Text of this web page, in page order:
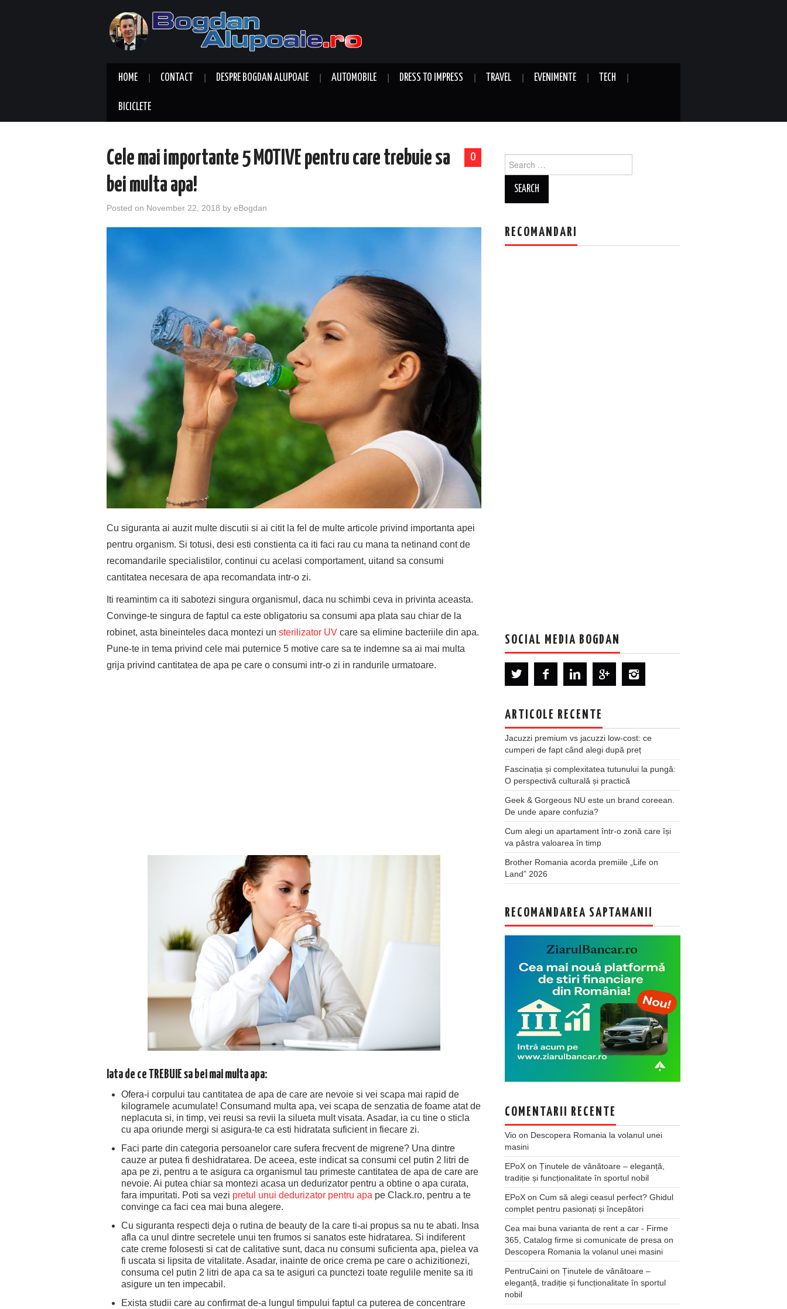
HOME CONTACT DESPRE BOGDAN ALUPOAIE AUTOMOBILE DRESS TO IMPRESS TRAVEL EVENIMENTE TECH
BICICLETE
0
Cele mai importante 5 MOTIVE pentru care trebuie sa
bei multa apa!
Posted on November 22, 2018 by eBogdan
Cu siguranta ai auzit multe discutii si ai citit la fel de multe articole privind importanta apei
pentru organism. Si totusi, desi esti constienta ca iti faci rau cu mana ta netinand cont de
recomandarile specialistilor, continui cu acelasi comportament, uitand sa consumi
cantitatea necesara de apa recomandata intr-o zi.
Iti reamintim ca iti sabotezi singura organismul, daca nu schimbi ceva in privinta aceasta.
Convinge-te singura de faptul ca este obligatoriu sa consumi apa plata sau chiar de la
robinet, asta bineinteles daca montezi un sterilizator UV care sa elimine bacteriile din apa.
Pune-te in tema privind cele mai puternice 5 motive care sa te indemne sa ai mai multa
grija privind cantitatea de apa pe care o consumi intr-o zi in randurile urmatoare.
Iata de ce TREBUIE sa bei mai multa apa:
Ofera-i corpului tau cantitatea de apa de care are nevoie si vei scapa mai rapid de
kilogramele acumulate! Consumand multa apa, vei scapa de senzatia de foame atat de
neplacuta si, in timp, vei reusi sa revii la silueta mult visata. Asadar, ia cu tine o sticla
cu apa oriunde mergi si asigura-te ca esti hidratata suficient in fiecare zi.
Faci parte din categoria persoanelor care sufera frecvent de migrene? Una dintre
cauze ar putea fi deshidratarea. De aceea, este indicat sa consumi cel putin 2 litri de
apa pe zi, pentru a te asigura ca organismul tau primeste cantitatea de apa de care are
nevoie. Ai putea chiar sa montezi acasa un dedurizator pentru a obtine o apa curata,
fara impuritati. Poti sa vezi pretul unui dedurizator pentru apa pe Clack.ro, pentru a te
convinge ca faci cea mai buna alegere.
Cu siguranta respecti deja o rutina de beauty de la care ti-ai propus sa nu te abati. Insa
afla ca unul dintre secretele unui ten frumos si sanatos este hidratarea. Si indiferent
cate creme folosesti si cat de calitative sunt, daca nu consumi suficienta apa, pielea va
fi uscata si lipsita de vitalitate. Asadar, inainte de orice crema pe care o achizitionezi,
consuma cel putin 2 litri de apa ca sa te asiguri ca punctezi toate regulile menite sa iti
asigure un ten impecabil.
Exista studii care au confirmat de-a lungul timpului faptul ca puterea de concentrare
for:
RECOMANDARI
SOCIAL MEDIA BOGDAN
ARTICOLE RECENTE
Jacuzzi premium vs jacuzzi low-cost: ce
cumperi de fapt când alegi după preț
Fascinația și complexitatea tutunului la pungă:
O perspectivă culturală și practică
Geek & Gorgeous NU este un brand coreean.
De unde apare confuzia?
Cum alegi un apartament într-o zonă care își
va păstra valoarea în timp
Brother Romania acorda premiile „Life on
Land” 2026
RECOMANDAREA SAPTAMANII
COMENTARII RECENTE
Vio on Descopera Romania la volanul unei
masini
EPoX on Ținutele de vânătoare – eleganță,
tradiție și funcționalitate în sportul nobil
EPoX on Cum să alegi ceasul perfect? Ghidul
complet pentru pasionați și începători
Cea mai buna varianta de rent a car - Firme
365, Catalog firme si comunicate de presa on
Descopera Romania la volanul unei masini
PentruCaini on Ținutele de vânătoare –
eleganță, tradiție și funcționalitate în sportul
nobil